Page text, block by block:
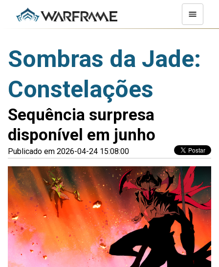
Sombras da Jade:
Constelações
Sequência surpresa
disponível em junho
Publicado em 2026-04-24 15:08:00